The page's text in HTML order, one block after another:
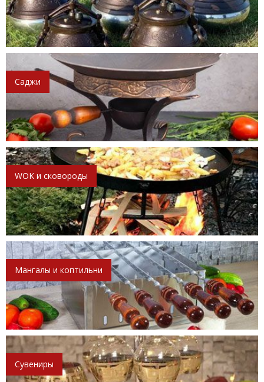
Саджи
WOK и сковороды
Мангалы и коптильни
Сувениры